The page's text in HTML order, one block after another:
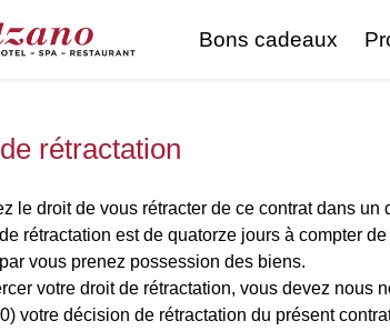
Bons cadeaux
rétractation
le droit de vous rétracter de ce contrat dans
rétractation est de quatorze jours à compter
vous prenez possession des biens.
votre droit de rétractation, vous devez nous
votre décision de rétractation du présent